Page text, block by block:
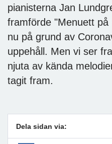
pianisterna Jan
framförde "Menuett på
nu på grund av
uppehåll. Men vi ser
njuta av kända
tagit fram.
Dela sidan via: